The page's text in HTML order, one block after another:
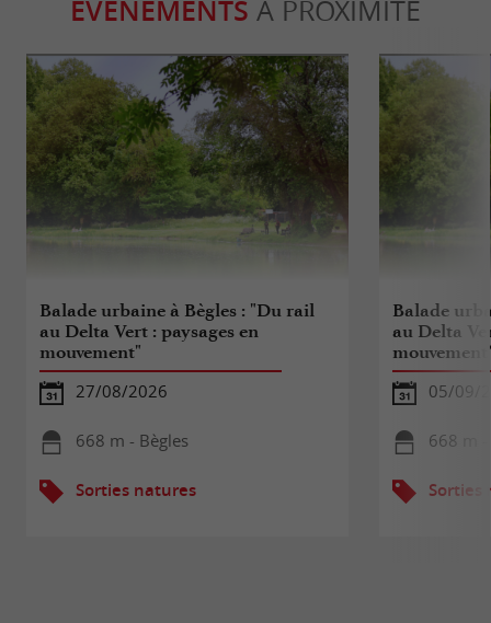
ÉVÈNEMENTS À PROXIMITÉ
Balade urbaine à Bègles : "Du rail
au Delta Vert : paysages en
mouvement"
27/08/2026
668 m - Bègles
Sorties natures
Balade
au Delta
05/09/
668 m -
Sorties